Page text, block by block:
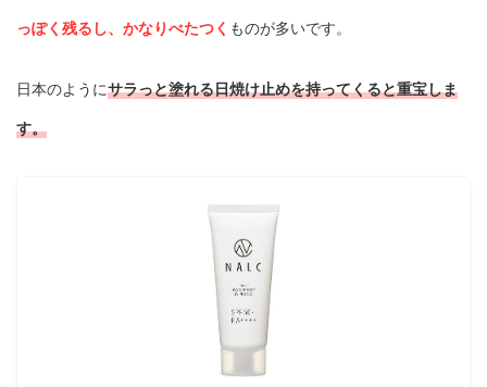
っぽく残るし、かなりべたつく ものが多いです。
日本のようにサラっと塗れる日焼け止めを持ってくると重宝しま
す。